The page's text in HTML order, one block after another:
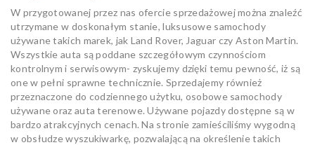
W przygotowanej przez nas ofercie sprzedażowej można znaleźć
utrzymane w doskonałym stanie, luksusowe samochody
używane takich marek, jak Land Rover, Jaguar czy Aston Martin.
Wszystkie auta są poddane szczegółowym czynnościom
kontrolnym i serwisowym- zyskujemy dzięki temu pewność, iż są
one w pełni sprawne technicznie. Sprzedajemy również
przeznaczone do codziennego użytku, osobowe samochody
używane oraz auta terenowe. Używane pojazdy dostępne są w
bardzo atrakcyjnych cenach. Na stronie zamieściliśmy wygodną
w obsłudze wyszukiwarkę, pozwalającą na określenie takich